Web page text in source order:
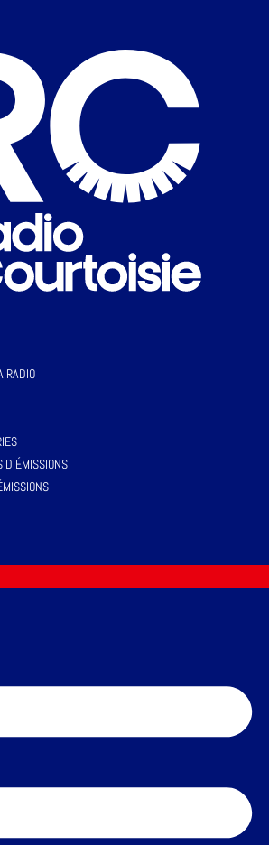
RADIO
D’ÉMISSIONS